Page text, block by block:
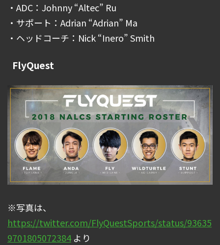
・ADC：Johnny “Altec” Ru
・サポート：Adrian “Adrian” Ma
・ヘッドコーチ：Nick “Inero” Smith
FlyQuest
※写真は、
https://twitter.com/FlyQuestSports/status/93635
9701805072384より